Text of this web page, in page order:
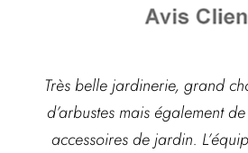
Très belle jardinerie, grand
d’arbustes mais également
accessoires de jardin.